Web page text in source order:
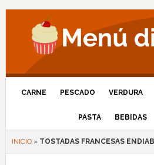
CARNE PESCADO VERDURA
PASTA BEBIDAS
INICIO» TOSTADAS FRANCESAS